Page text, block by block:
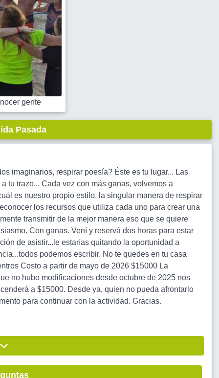
gente
Pasada
imaginarios, respirar poesía? Éste es tu lugar... Las
tu trazo... Cada vez con más ganas, volvemos a
es nuestro propio estilo, la singular manera de respirar
los recursos que utiliza cada uno para crear una
transmitir de la mejor manera eso que se quiere
Con ganas. Vení y reservá dos horas para estar
de asistir...le estarías quitando la oportunidad a
podemos escribir. No te quedes en tu casa
Costo a partir de mayo de 2026 $15000 La
no hubo modificaciones desde octubre de 2025 nos
a $15000. Desde ya, quien no pueda afrontarlo
para continuar con la actividad. Gracias.